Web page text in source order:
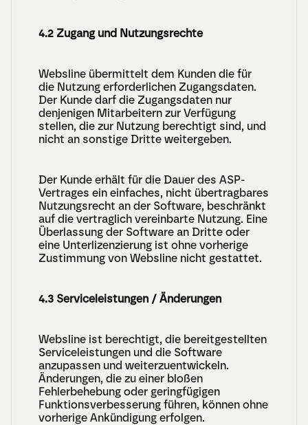
4.2 Zugang und Nutzungsrechte
Websline übermittelt dem Kunden die für
die Nutzung erforderlichen Zugangsdaten.
Der Kunde darf die Zugangsdaten nur
denjenigen Mitarbeitern zur Verfügung
stellen, die zur Nutzung berechtigt sind, und
nicht an sonstige Dritte weitergeben.
Der Kunde erhält für die Dauer des ASP-
Vertrages ein einfaches, nicht übertragbares
Nutzungsrecht an der Software, beschränkt
auf die vertraglich vereinbarte Nutzung. Eine
Überlassung der Software an Dritte oder
eine Unterlizenzierung ist ohne vorherige
Zustimmung von Websline nicht gestattet.
4.3 Serviceleistungen / Änderungen
Websline ist berechtigt, die bereitgestellten
Serviceleistungen und die Software
anzupassen und weiterzuentwickeln.
Änderungen, die zu einer bloßen
Fehlerbehebung oder geringfügigen
Funktionsverbesserung führen, können ohne
vorherige Ankündigung erfolgen.